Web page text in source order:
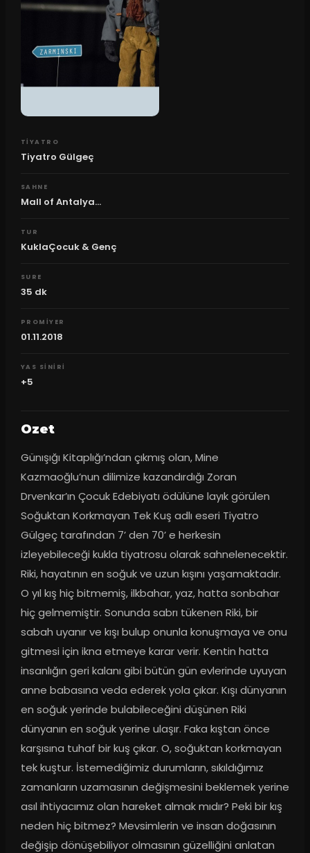
TIYATRO
Tiyatro Gülgeç
SAHNE
Mall of Antalya...
TUR
KuklaÇocuk & Genç
SURE
35 dk
PROMIYER
01.11.2018
YAS SINIRI
+5
Ozet
Günışığı Kitaplığı’ndan çıkmış olan, Mine
Kazmaoğlu’nun dilimize kazandırdığı Zoran
Drvenkar’ın Çocuk Edebiyatı ödülüne layık görülen
Soğuktan Korkmayan Tek Kuş adlı eseri Tiyatro
Gülgeç tarafından 7’ den 70’ e herkesin
izleyebileceği kukla tiyatrosu olarak sahnelenecektir.
Riki, hayatının en soğuk ve uzun kışını yaşamaktadır.
O yıl kış hiç bitmemiş, ilkbahar, yaz, hatta sonbahar
hiç gelmemiştir. Sonunda sabrı tükenen Riki, bir
sabah uyanır ve kışı bulup onunla konuşmaya ve onu
gitmesi için ikna etmeye karar verir. Kentin hatta
insanlığın geri kalanı gibi bütün gün evlerinde uyuyan
anne babasına veda ederek yola çıkar. Kışı dünyanın
en soğuk yerinde bulabileceğini düşünen Riki
dünyanın en soğuk yerine ulaşır. Faka kıştan önce
karşısına tuhaf bir kuş çıkar. O, soğuktan korkmayan
tek kuştur. İstemediğimiz durumların, sıkıldığımız
zamanların uzamasının değişmesini beklemek yerine
asıl ihtiyacımız olan hareket almak mıdır? Peki bir kış
neden hiç bitmez? Mevsimlerin ve insan doğasının
değişip dönüşebiliyor olmasının güzelliğini anlatan